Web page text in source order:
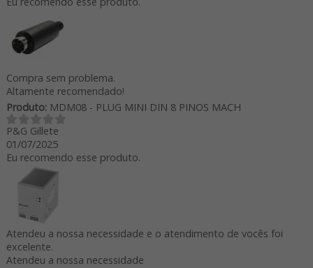
Compra sem problema.
Altamente recomendado!
Produto:MDM08 - PLUG MINI DIN 8 PINOS MACH
P&G Gillete
01/07/2025
Eu recomendo esse produto.
Atendeu a nossa necessidade e o atendimento de vocês foi
excelente.
Atendeu a nossa necessidade